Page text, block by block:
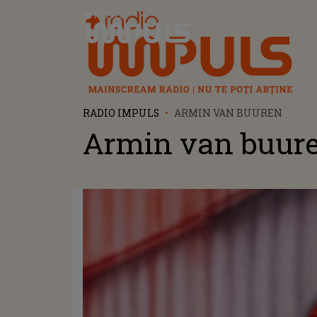
Radio Impuls
RADIO IMPULS ARMIN VAN BUUREN
Armin van